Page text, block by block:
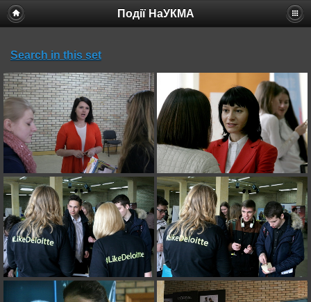
Події НаУКМА
Search in this set